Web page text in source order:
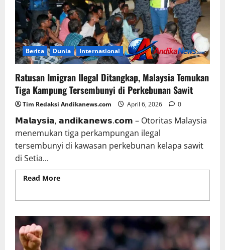
Berita Dunia Internasional
Ratusan Imigran Ilegal Ditangkap, Malaysia Temukan
Tiga Kampung Tersembunyi di Perkebunan Sawit
Tim Redaksi Andikanews.com April 6, 2026 0
𝗠𝗮𝗹𝗮𝘆𝘀𝗶𝗮, 𝗮𝗻𝗱𝗶𝗸𝗮𝗻𝗲𝘄𝘀.𝗰𝗼𝗺 – Otoritas Malaysia
menemukan tiga perkampungan ilegal
tersembunyi di kawasan perkebunan kelapa sawit
di Setia...
Read More